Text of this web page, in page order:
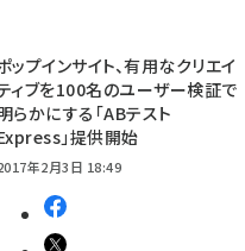
ップインサイト、有用なクリエイ
ィブを100名のユーザー検証で
らかにする「ABテスト
」提供開始
年2月3日 18:49